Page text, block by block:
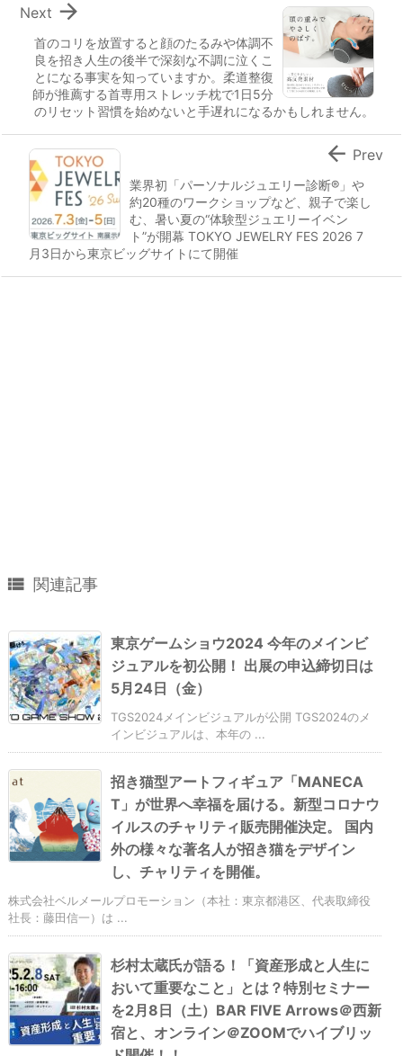
首のコリを放置すると顔のたるみや体調不
良を招き人生の後半で深刻な不調に泣くこ
とになる事実を知っていますか。柔道整復
師が推薦する首専用ストレッチ枕で1日5分
のリセット習慣を始めないと手遅れになるかもしれません。

Next
業界初「パーソナルジュエリー診断®」や
約20種のワークショップなど、親子で楽し
む、暑い夏の“体験型ジュエリーイベン
ト”が開幕 TOKYO JEWELRY FES 2026 7
月3日から東京ビッグサイトにて開催
 Prev
 関連記事
東京ゲームショウ2024 今年のメインビ
ジュアルを初公開！ 出展の申込締切日は
5月24日（金）
TGS2024メインビジュアルが公開 TGS2024のメ
インビジュアルは、本年の ...
招き猫型アートフィギュア「MANECA
T」が世界へ幸福を届ける。新型コロナウ
イルスのチャリティ販売開催決定。 国内
外の様々な著名人が招き猫をデザイン
し、チャリティを開催。
株式会社ベルメールプロモーション（本社：東京都港区、代表取締役
社長：藤田信一）は ...
杉村太蔵氏が語る！「資産形成と人生に
おいて重要なこと」とは？特別セミナー
を2月8日（土）BAR FIVE Arrows＠西新
宿と、オンライン＠ZOOMでハイブリッ